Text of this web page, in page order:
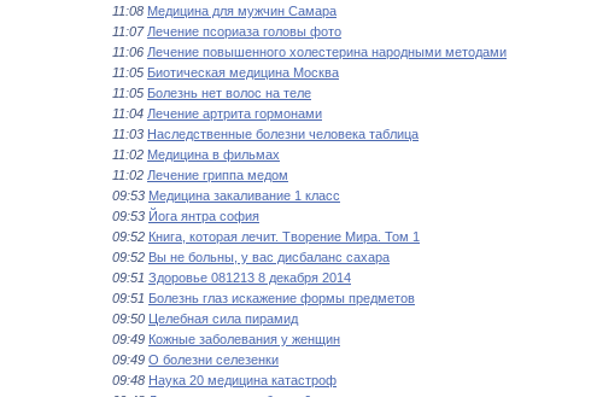
11:08 Медицина для мужчин Самара
11:07 Лечение псориаза головы фото
11:06 Лечение повышенного холестерина народными методами
11:05 Биотическая медицина Москва
11:05 Болезнь нет волос на теле
11:04 Лечение артрита гормонами
11:03 Наследственные болезни человека таблица
11:02 Медицина в фильмах
11:02 Лечение гриппа медом
09:53 Медицина закаливание 1 класс
09:53 Йога янтра софия
09:52 Книга, которая лечит. Творение Мира. Том 1
09:52 Вы не больны, у вас дисбаланс сахара
09:51 Здоровье 081213 8 декабря 2014
09:51 Болезнь глаз искажение формы предметов
09:50 Целебная сила пирамид
09:49 Кожные заболевания у женщин
09:49 О болезни селезенки
09:48 Наука 20 медицина катастроф